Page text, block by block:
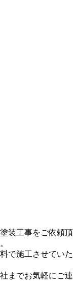
装工事をご依頼頂
で施工させていた
までお気軽にご連